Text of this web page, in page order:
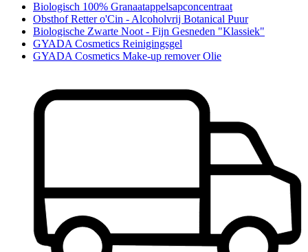
Biologisch 100% Granaatappelsapconcentraat
Obsthof Retter o'Cin - Alcoholvrij Botanical Puur
Biologische Zwarte Noot - Fijn Gesneden "Klassiek"
GYADA Cosmetics Reinigingsgel
GYADA Cosmetics Make-up remover Olie